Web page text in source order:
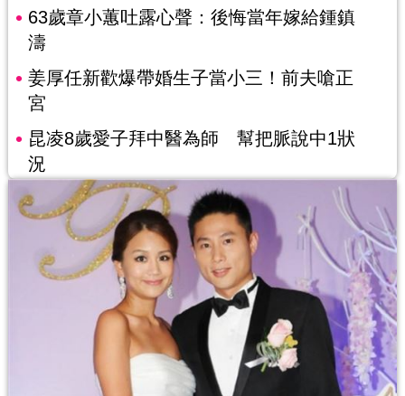
63歲章小蕙吐露心聲：後悔當年嫁給鍾鎮
濤
姜厚任新歡爆帶婚生子當小三！前夫嗆正
宮
昆凌8歲愛子拜中醫為師 幫把脈說中1狀
況